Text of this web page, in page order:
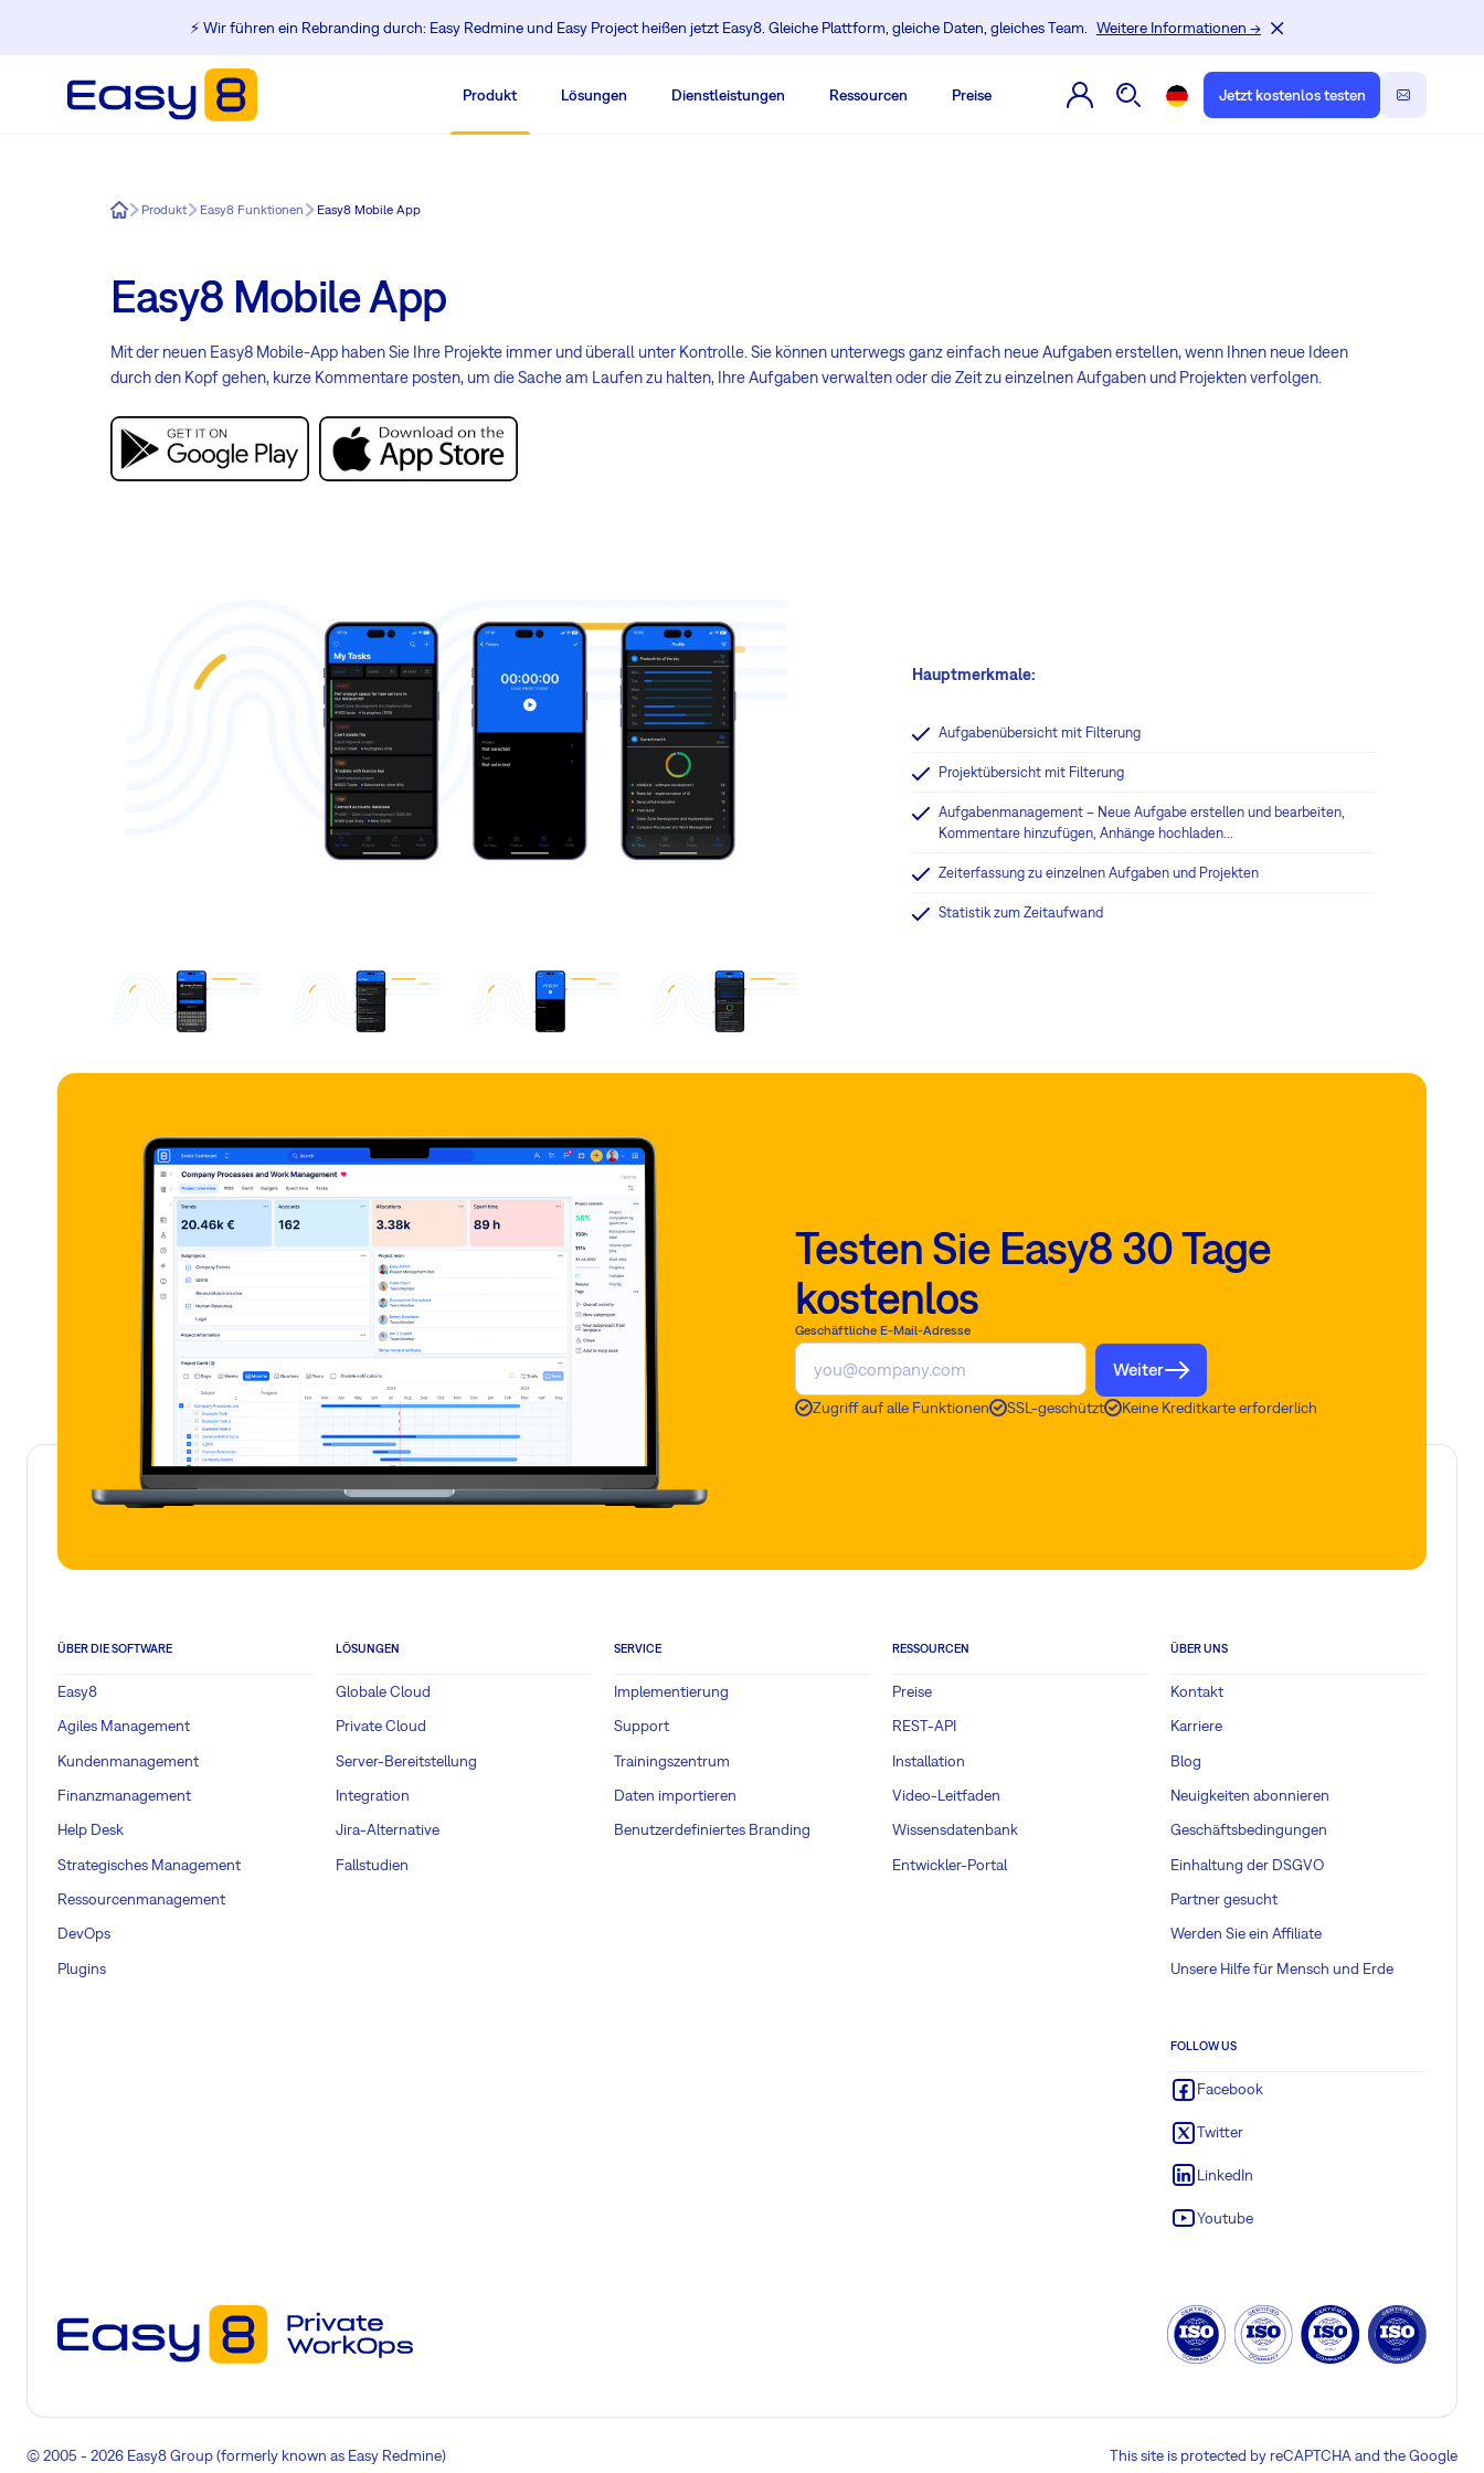
⚡️ Wir führen ein Rebranding durch: Easy Redmine und Easy Project heißen jetzt Easy8. Gleiche Plattform, gleiche Daten, gleiches Team. Weitere Informationen →
Produkt Lösungen Dienstleistungen Ressourcen Preise Jetzt kostenlos testen
Easy8Produkt Easy8 Funktionen Easy8 Mobile App
Easy8 Mobile App
Mit der neuen Easy8 Mobile-App haben Sie Ihre Projekte immer und überall unter Kontrolle. Sie können unterwegs ganz einfach neue Aufgaben erstellen, wenn Ihnen neue Ideen
durch den Kopf gehen, kurze Kommentare posten, um die Sache am Laufen zu halten, Ihre Aufgaben verwalten oder die Zeit zu einzelnen Aufgaben und Projekten verfolgen.
Hauptmerkmale:
Aufgabenübersicht mit Filterung
Projektübersicht mit Filterung
Aufgabenmanagement – Neue Aufgabe erstellen und bearbeiten,
Kommentare hinzufügen, Anhänge hochladen...
Zeiterfassung zu einzelnen Aufgaben und Projekten
Statistik zum Zeitaufwand
Testen Sie Easy8 30 Tage
kostenlos
Geschäftliche E-Mail-Adresse
Weiter
Zugriff auf alle Funktionen SSL-geschützt Keine Kreditkarte erforderlich
ÜBER DIE SOFTWARE
Easy8
Agiles Management
Kundenmanagement
Finanzmanagement
Help Desk
Strategisches Management
Ressourcenmanagement
DevOps
Plugins
LÖSUNGEN
Globale Cloud
Private Cloud
Server-Bereitstellung
Integration
Jira-Alternative
Fallstudien
SERVICE
Implementierung
Support
Trainingszentrum
Daten importieren
Benutzerdefiniertes Branding
RESSOURCEN
Preise
REST-API
Installation
Video-Leitfaden
Wissensdatenbank
Entwickler-Portal
ÜBER UNS
Kontakt
Karriere
Blog
Neuigkeiten abonnieren
Geschäftsbedingungen
Einhaltung der DSGVO
Partner gesucht
Werden Sie ein Affiliate
Unsere Hilfe für Mensch und Erde
FOLLOW US
Facebook
Twitter
LinkedIn
Youtube
© 2005 - 2026 Easy8 Group (formerly known as Easy Redmine)
This site is protected by reCAPTCHA and the Google